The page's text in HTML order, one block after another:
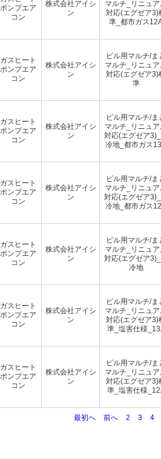
ポンプエア
コン
株式会社アイシ
ン
マルチ_リニュ
対応(エグゼア3)
準_都市ガス
ガスヒート
ポンプエア
コン
株式会社アイシ
ン
ビル用マルチ/ま
マルチ_リニュ
対応(エグゼア3)
準
ガスヒート
ポンプエア
コン
株式会社アイシ
ン
ビル用マルチ/ま
マルチ_リニュ
対応(エグゼア
冷地_都市ガス
ガスヒート
ポンプエア
コン
株式会社アイシ
ン
ビル用マルチ/ま
マルチ_リニュ
対応(エグゼア
冷地_都市ガス
ガスヒート
ポンプエア
コン
株式会社アイシ
ン
ビル用マルチ/ま
マルチ_リニュ
対応(エグゼア
冷地
ガスヒート
ポンプエア
コン
株式会社アイシ
ン
ビル用マルチ/ま
マルチ_リニュ
対応(エグゼア3)
準_塩害仕様
ガスヒート
ポンプエア
コン
株式会社アイシ
ン
ビル用マルチ/ま
マルチ_リニュ
対応(エグゼア3)
準_塩害仕様
最初へ 前へ 2 3 4